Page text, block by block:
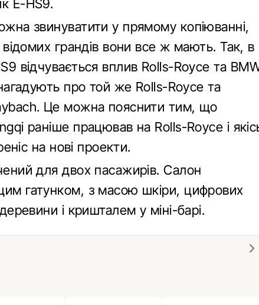
E-HS9.
звинуватити у прямому копіюванні,
відомих грандів вони все ж мають. Так, в
відчувається вплив Rolls-Royce та
про той же Rolls-Royce та
Це можна пояснити тим, що
раніше працював на Rolls-Royce і
на нові проекти.
для двох пасажирів. Салон
гатунком, з масою шкіри, цифрових
і кришталем у міні-барі.